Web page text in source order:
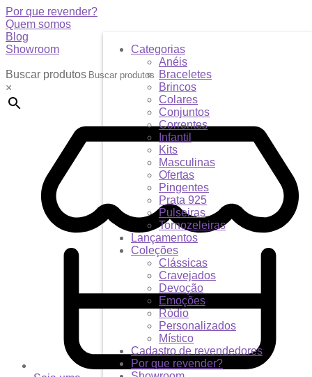
Por que revender?
Quem somos
Blog
Showroom
Buscar produtos
×
Categorias
Anéis
Braceletes
Brincos
Colares
Conjuntos
Correntes
Infantil
Kits
Masculinas
Ofertas
Pingentes
Prata 925
Pulseiras
Tornozeleiras
Lançamentos
Coleções
Clássicas
Cravejados
Devoção
Emoções
Ródio
Personalizados
Místico
Cadastro de revendedores
Por que revender?